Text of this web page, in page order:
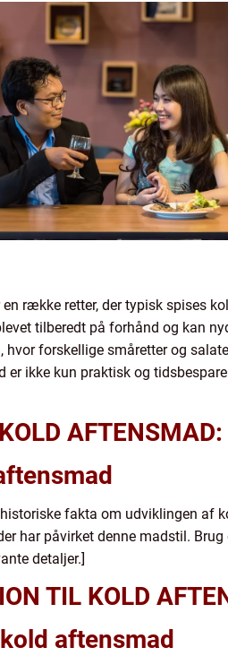
række retter, der typisk spises
tilberedt på forhånd og kan
forskellige småretter og
ikke kun praktisk og
AFTENSMAD:
fakta om udviklingen af
har påvirket denne madstil.
detaljer.]
TIL KOLD
aftensmad